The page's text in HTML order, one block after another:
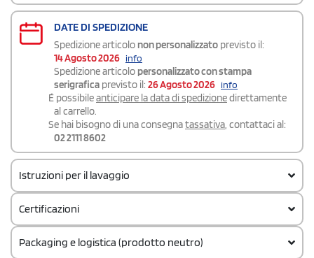
DATE DI SPEDIZIONE
Spedizione articolo non personalizzato previsto il:
14 Agosto 2026 info
Spedizione articolo personalizzato con stampa
serigrafica previsto il: 26 Agosto 2026 info
É possibileanticipare la data di spedizionedirettamente
al carrello.
Se hai bisogno di una consegnatassativa, contattaci al:
02 2111 8602
Istruzioni per il lavaggio
Certificazioni
Packaging e logistica (prodotto neutro)